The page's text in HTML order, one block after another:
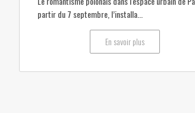
partir du 7 septembre, l’installa...
En savoir plus